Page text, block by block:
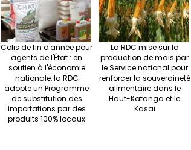
Colis de fin d'année pour
agents de l'État : en
soutien à l'économie
nationale, la RDC
adopte un Programme
de substitution des
importations par des
produits 100% locaux
La RDC mise sur la
production de maïs par
le Service national pour
renforcer la souveraineté
alimentaire dans le
Haut-Katanga et le
Kasaï